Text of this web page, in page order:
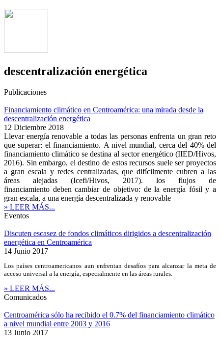
descentralización energética
Publicaciones
Financiamiento climático en Centroamérica: una mirada desde la
descentralización energética
12 Diciembre 2018
Llevar energía renovable a todas las personas enfrenta un gran reto
que superar: el financiamiento. A nivel mundial, cerca del 40% del
financiamiento climático se destina al sector energético (IIED/Hivos,
2016). Sin embargo, el destino de estos recursos suele ser proyectos
a gran escala y redes centralizadas, que difícilmente cubren a las
áreas alejadas (Icefi/Hivos, 2017). los flujos de
financiamiento deben cambiar de objetivo: de la energía fósil y a
gran escala, a una energía descentralizada y renovable
» LEER MÁS...
Eventos
Discuten escasez de fondos climáticos dirigidos a descentralización
energética en Centroamérica
14 Junio 2017
Los países centroamericanos aun enfrentan desafíos para alcanzar la meta de
acceso universal a la energía, especialmente en las áreas rurales.
» LEER MÁS...
Comunicados
Centroamérica sólo ha recibido el 0.7% del financiamiento climático
a nivel mundial entre 2003 y 2016
13 Junio 2017